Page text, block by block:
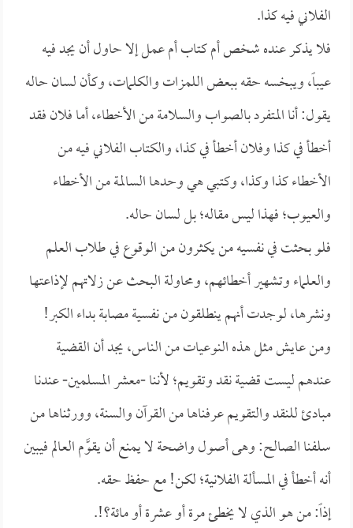
الفلاني فيه كذا.
فلا يذكر عنده شخص أم كتاب أم عمل إلا حاول أن يجد فيه
عيباً، ويبخسه حقه ببعض اللمزات والكلمات، وكأن لسان حاله
يقول: أنا المتفرد بالصواب والسلامة من الأخطاء، أما فلان فقد
أخطأ في كذا وفلان أخطأ في كذا، والكتاب الفلاني فيه من
الأخطاء كذا وكذا، وكتبي هي وحدها السالمة من الأخطاء
والعيوب؛ فهذا ليس مقاله؛ بل لسان حاله.
فلو بحثت في نفسيه من يكثرون من الوقوع في طلاب العلم
والعلماء وتشهير أخطائهم، ومحاولة البحث عن زلاتهم لإذاعتها
ونشرها، لوجدت أنهم ينطلقون من نفسية مصابة بداء الكبر!
ومن عايش مثل هذه النوعيات من الناس، يجد أن القضية
عندهم ليست قضية نقد وتقويم؛ لأننا -معشر المسلمين- عندنا
مبادئ للنقد والتقويم عرفناها من القرآن والسنة، وورثناها من
سلفنا الصالح: وهى أصول واضحة لا يمنع أن يقوَّم العالم فيبين
أنه أخطأ في المسألة الفلانية؛ لكن! مع حفظ حقه.
إذاً: من هو الذي لا يخطئ مرة أو عشرة أو مائة؟!.